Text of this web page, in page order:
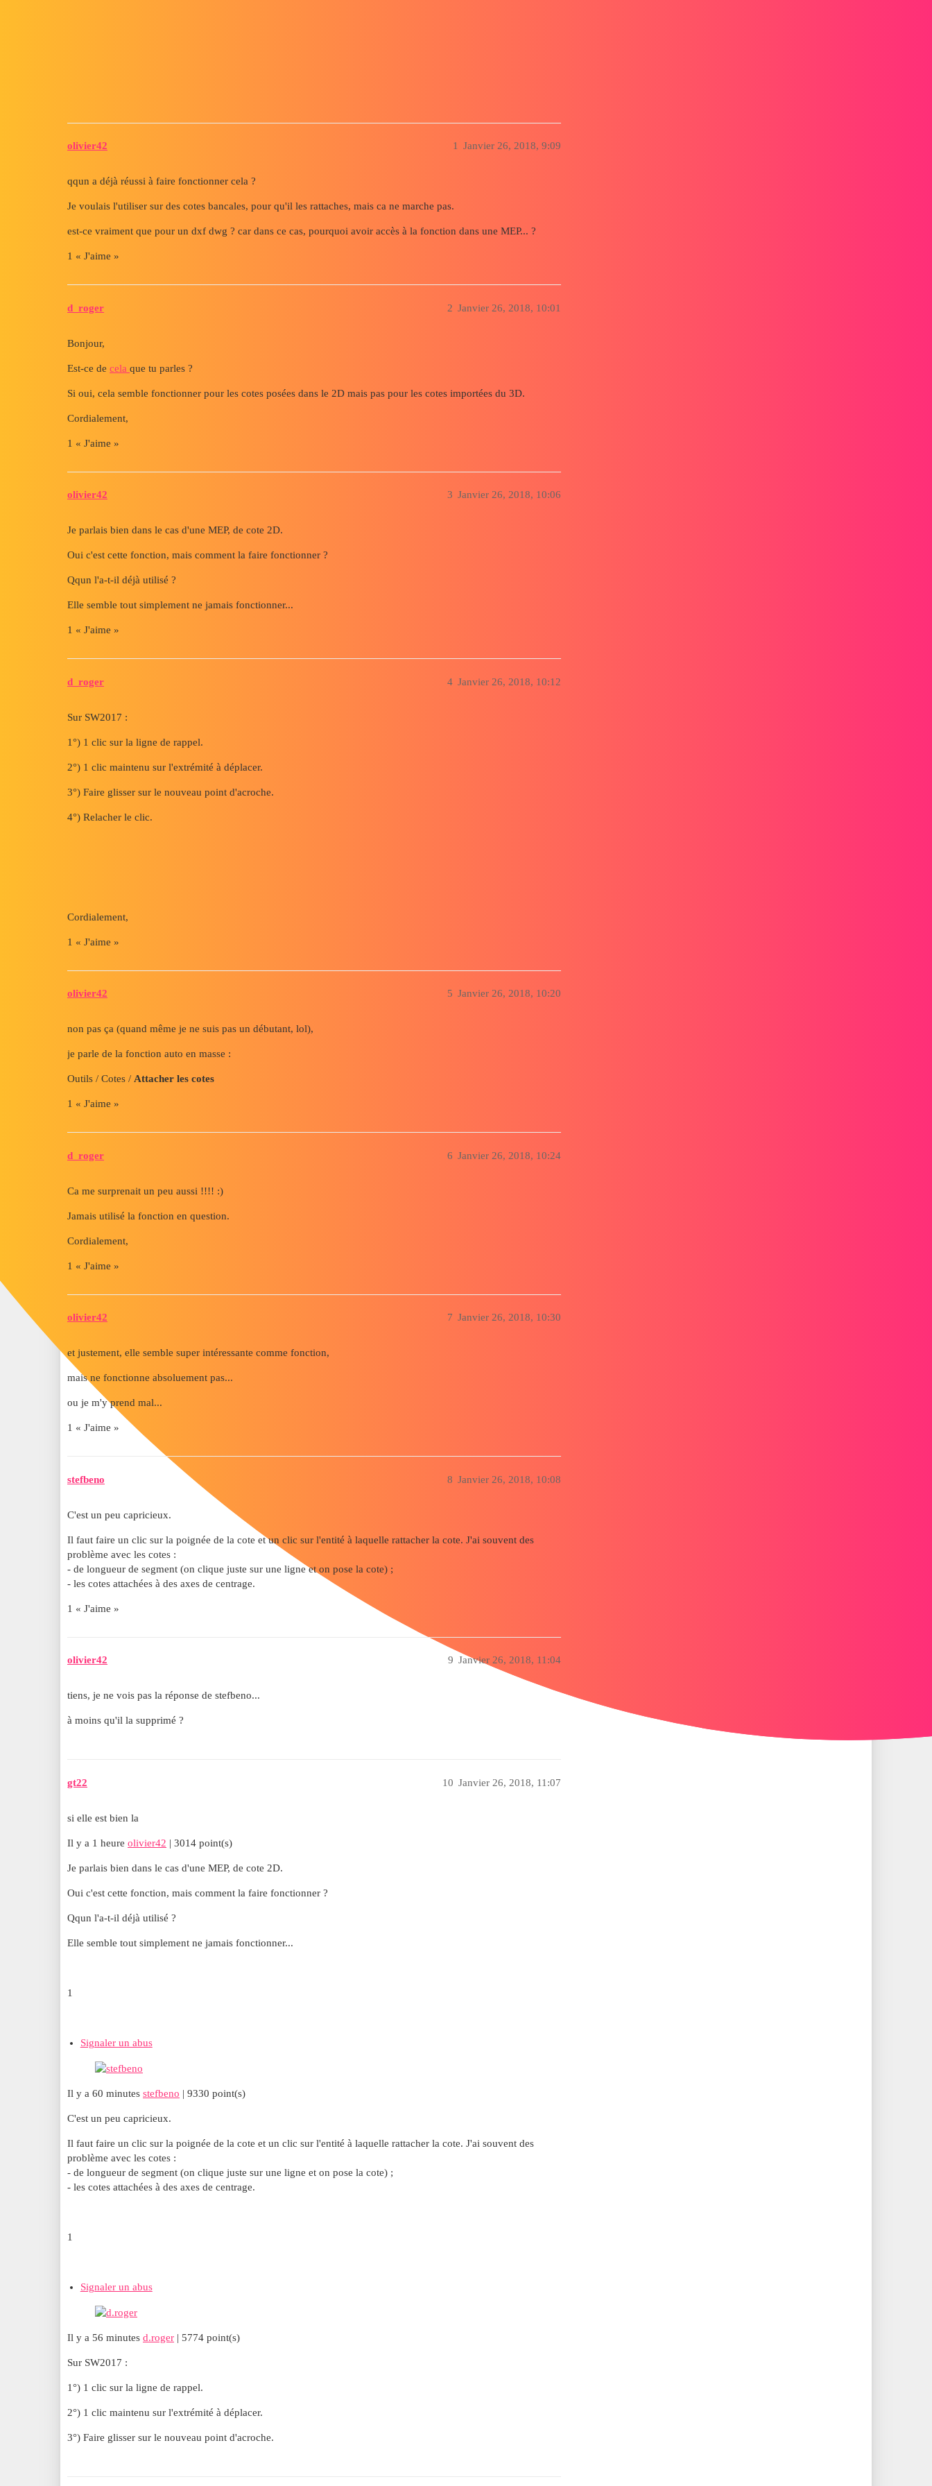
olivier42 Janvier 26, 2018, 9:09
1
qqun a déjà réussi à faire fonctionner cela ?
Je voulais l'utiliser sur des cotes bancales, pour qu'il les rattaches, mais ca ne marche pas.
est-ce vraiment que pour un dxf dwg ? car dans ce cas, pourquoi avoir accès à la fonction dans une MEP... ?
1 « J'aime »
d_roger Janvier 26, 2018, 10:01
2
Bonjour,
Est-ce de cela que tu parles ?
Si oui, cela semble fonctionner pour les cotes posées dans le 2D mais pas pour les cotes importées du 3D.
Cordialement,
1 « J'aime »
olivier42 Janvier 26, 2018, 10:06
3
Je parlais bien dans le cas d'une MEP, de cote 2D.
Oui c'est cette fonction, mais comment la faire fonctionner ?
Qqun l'a-t-il déjà utilisé ?
Elle semble tout simplement ne jamais fonctionner...
1 « J'aime »
d_roger Janvier 26, 2018, 10:12
4
Sur SW2017 :
1°) 1 clic sur la ligne de rappel.
2°) 1 clic maintenu sur l'extrémité à déplacer.
3°) Faire glisser sur le nouveau point d'acroche.
4°) Relacher le clic.
Cordialement,
1 « J'aime »
olivier42 Janvier 26, 2018, 10:20
5
non pas ça (quand même je ne suis pas un débutant, lol),
je parle de la fonction auto en masse :
Outils / Cotes / Attacher les cotes
1 « J'aime »
d_roger Janvier 26, 2018, 10:24
6
Ca me surprenait un peu aussi !!!! :)
Jamais utilisé la fonction en question.
Cordialement,
1 « J'aime »
olivier42 Janvier 26, 2018, 10:30
7
et justement, elle semble super intéressante comme fonction,
mais ne fonctionne absoluement pas...
ou je m'y prend mal...
1 « J'aime »
stefbeno Janvier 26, 2018, 10:08
8
C'est un peu capricieux.
Il faut faire un clic sur la poignée de la cote et un clic sur l'entité à laquelle rattacher la cote. J'ai souvent des
problème avec les cotes :
- de longueur de segment (on clique juste sur une ligne et on pose la cote) ;
- les cotes attachées à des axes de centrage.
1 « J'aime »
olivier42 Janvier 26, 2018, 11:04
9
tiens, je ne vois pas la réponse de stefbeno...
à moins qu'il la supprimé ?
gt22 Janvier 26, 2018, 11:07
10
si elle est bien la
Il y a 1 heure olivier42 | 3014 point(s)
Je parlais bien dans le cas d'une MEP, de cote 2D.
Oui c'est cette fonction, mais comment la faire fonctionner ?
Qqun l'a-t-il déjà utilisé ?
Elle semble tout simplement ne jamais fonctionner...
1
Signaler un abus
Il y a 60 minutes stefbeno | 9330 point(s)
C'est un peu capricieux.
Il faut faire un clic sur la poignée de la cote et un clic sur l'entité à laquelle rattacher la cote. J'ai souvent des
problème avec les cotes :
- de longueur de segment (on clique juste sur une ligne et on pose la cote) ;
- les cotes attachées à des axes de centrage.
1
Signaler un abus
Il y a 56 minutes d.roger | 5774 point(s)
Sur SW2017 :
1°) 1 clic sur la ligne de rappel.
2°) 1 clic maintenu sur l'extrémité à déplacer.
3°) Faire glisser sur le nouveau point d'acroche.